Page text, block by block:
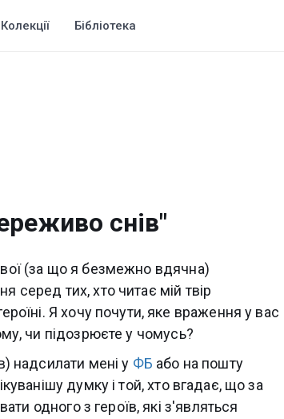
Колекції Бібліотека
снів"
(за що я безмежно вдячна)
серед тих, хто читає мій твір
Я хочу почути, яке враження у вас
чи підозрюєте у чомусь?
надсилати мені у ФБ або на пошту
думку і той, хто вгадає, що за
одного з героїв, які з'являться